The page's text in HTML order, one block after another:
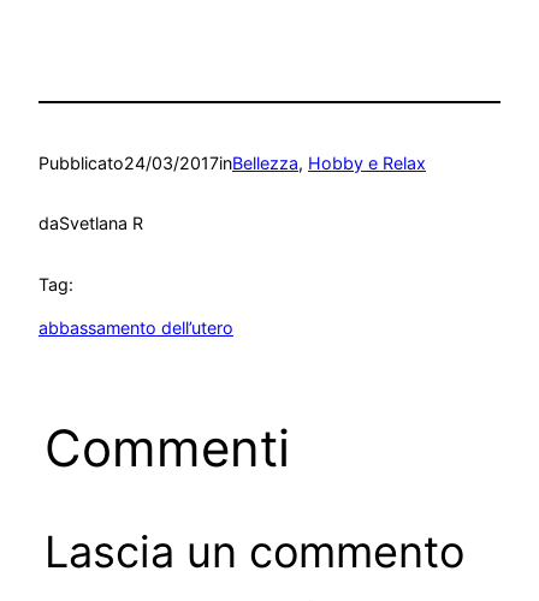
Pubblicato24/03/2017inBellezza, Hobby e Relax
daSvetlana R
Tag:
abbassamento dell’utero
Commenti
Lascia un commento